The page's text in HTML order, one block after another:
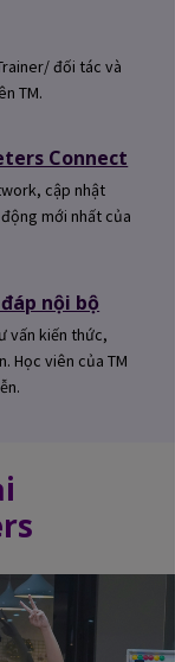
đối tác và
TM.
Connect
cập nhật
mới nhất của
nội bộ
vấn kiến thức,
Học viên của TM